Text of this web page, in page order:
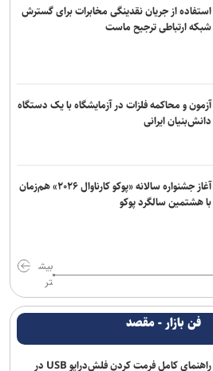
استفاده از جریان نقدینگی مخابرات برای گسترش
شبکه ارتباطی ترجیح ماست
آزمون و محاکمه فلزات در آزمایشگاه با یک دستگاه
دانش‌بنیان ایرانی
آغاز جشنواره سالانه «پوکو کارناوال ۲۰۲۶» هم‌زمان
با هشتمین سالگرد پوکو
بیش
تر
فن بازار - مقصد
راهنمای کامل فرمت کردن فلش‌درایو USB در